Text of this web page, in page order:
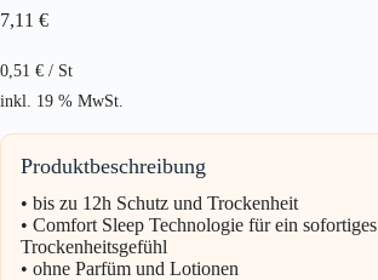
7,11 €
0,51 € / St
inkl. 19 % MwSt.
Produktbeschreibung
• bis zu 12h Schutz und Trockenheit
• Comfort Sleep Technologie für ein sofortiges
Trockenheitsgefühl
• ohne Parfüm und Lotionen